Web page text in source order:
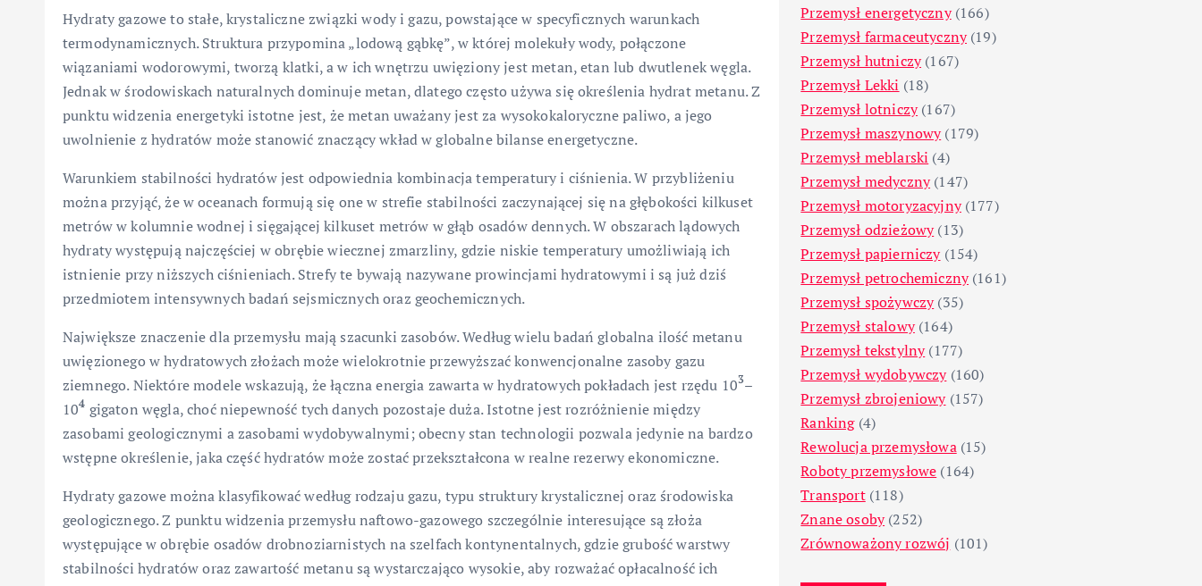
Hydraty gazowe to stałe, krystaliczne związki wody i gazu, powstające w specyficznych warunkach
termodynamicznych. Struktura przypomina „lodową gąbkę”, w której molekuły wody, połączone
wiązaniami wodorowymi, tworzą klatki, a w ich wnętrzu uwięziony jest metan, etan lub dwutlenek węgla.
Jednak w środowiskach naturalnych dominuje metan, dlatego często używa się określenia hydrat metanu. Z
punktu widzenia energetyki istotne jest, że metan uważany jest za wysokokaloryczne paliwo, a jego
uwolnienie z hydratów może stanowić znaczący wkład w globalne bilanse energetyczne.
Warunkiem stabilności hydratów jest odpowiednia kombinacja temperatury i ciśnienia. W przybliżeniu
można przyjąć, że w oceanach formują się one w strefie stabilności zaczynającej się na głębokości kilkuset
metrów w kolumnie wodnej i sięgającej kilkuset metrów w głąb osadów dennych. W obszarach lądowych
hydraty występują najczęściej w obrębie wiecznej zmarzliny, gdzie niskie temperatury umożliwiają ich
istnienie przy niższych ciśnieniach. Strefy te bywają nazywane prowincjami hydratowymi i są już dziś
przedmiotem intensywnych badań sejsmicznych oraz geochemicznych.
Największe znaczenie dla przemysłu mają szacunki zasobów. Według wielu badań globalna ilość metanu
uwięzionego w hydratowych złożach może wielokrotnie przewyższać konwencjonalne zasoby gazu
ziemnego. Niektóre modele wskazują, że łączna energia zawarta w hydratowych pokładach jest rzędu 103–
104 gigaton węgla, choć niepewność tych danych pozostaje duża. Istotne jest rozróżnienie między
zasobami geologicznymi a zasobami wydobywalnymi; obecny stan technologii pozwala jedynie na bardzo
wstępne określenie, jaka część hydratów może zostać przekształcona w realne rezerwy ekonomiczne.
Hydraty gazowe można klasyfikować według rodzaju gazu, typu struktury krystalicznej oraz środowiska
geologicznego. Z punktu widzenia przemysłu naftowo-gazowego szczególnie interesujące są złoża
występujące w obrębie osadów drobnoziarnistych na szelfach kontynentalnych, gdzie grubość warstwy
stabilności hydratów oraz zawartość metanu są wystarczająco wysokie, aby rozważać opłacalność ich
Przemysł energetyczny(166)
Przemysł farmaceutyczny(19)
Przemysł hutniczy(167)
Przemysł Lekki (18)
Przemysł lotniczy(167)
Przemysł maszynowy(179)
Przemysł meblarski (4)
Przemysł medyczny(147)
Przemysł motoryzacyjny(177)
Przemysł odzieżowy(13)
Przemysł papierniczy(154)
Przemysł petrochemiczny(161)
Przemysł spożywczy(35)
Przemysł stalowy(164)
Przemysł tekstylny(177)
Przemysł wydobywczy(160)
Przemysł zbrojeniowy(157)
Ranking(4)
Rewolucja przemysłowa(15)
Roboty przemysłowe (164)
Transport(118)
Znane osoby(252)
Zrównoważony rozwój (101)